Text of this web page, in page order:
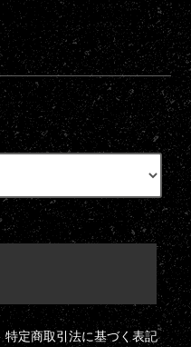
特定商取引法に基づく表記